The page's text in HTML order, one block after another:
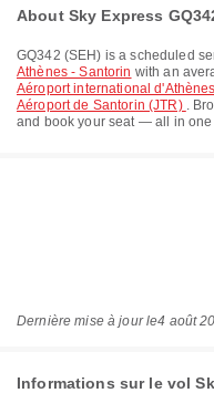
About Sky Express
GQ342 (SEH) is a scheduled
Athènes - Santorin with an
Aéroport international
Aéroport de Santorin (JTR) .
and book your seat — all in one
Dernière mise à jour le4 août
Informations sur le vol